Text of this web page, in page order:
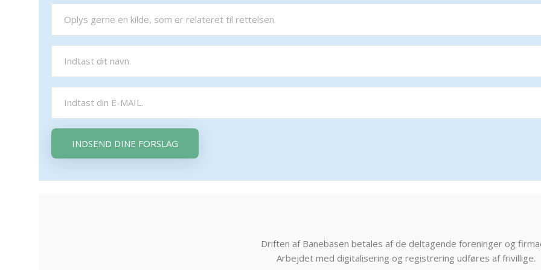
INDSEND DINE FORSLAG
Driften af Banebasen betales af de deltagende foreninger og
Arbejdet med digitalisering og registrering udføres af frivillige.